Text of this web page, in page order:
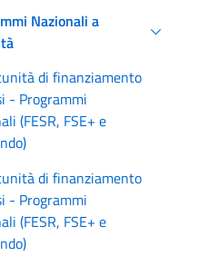
Nazionali a
di finanziamento
- Programmi
(FESR, FSE+ e
di finanziamento
- Programmi
(FESR, FSE+ e